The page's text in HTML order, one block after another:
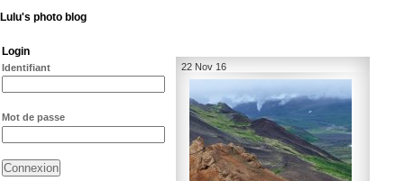
Lulu's photo blog
22 Nov 16
Login
Identifiant
Mot de passe